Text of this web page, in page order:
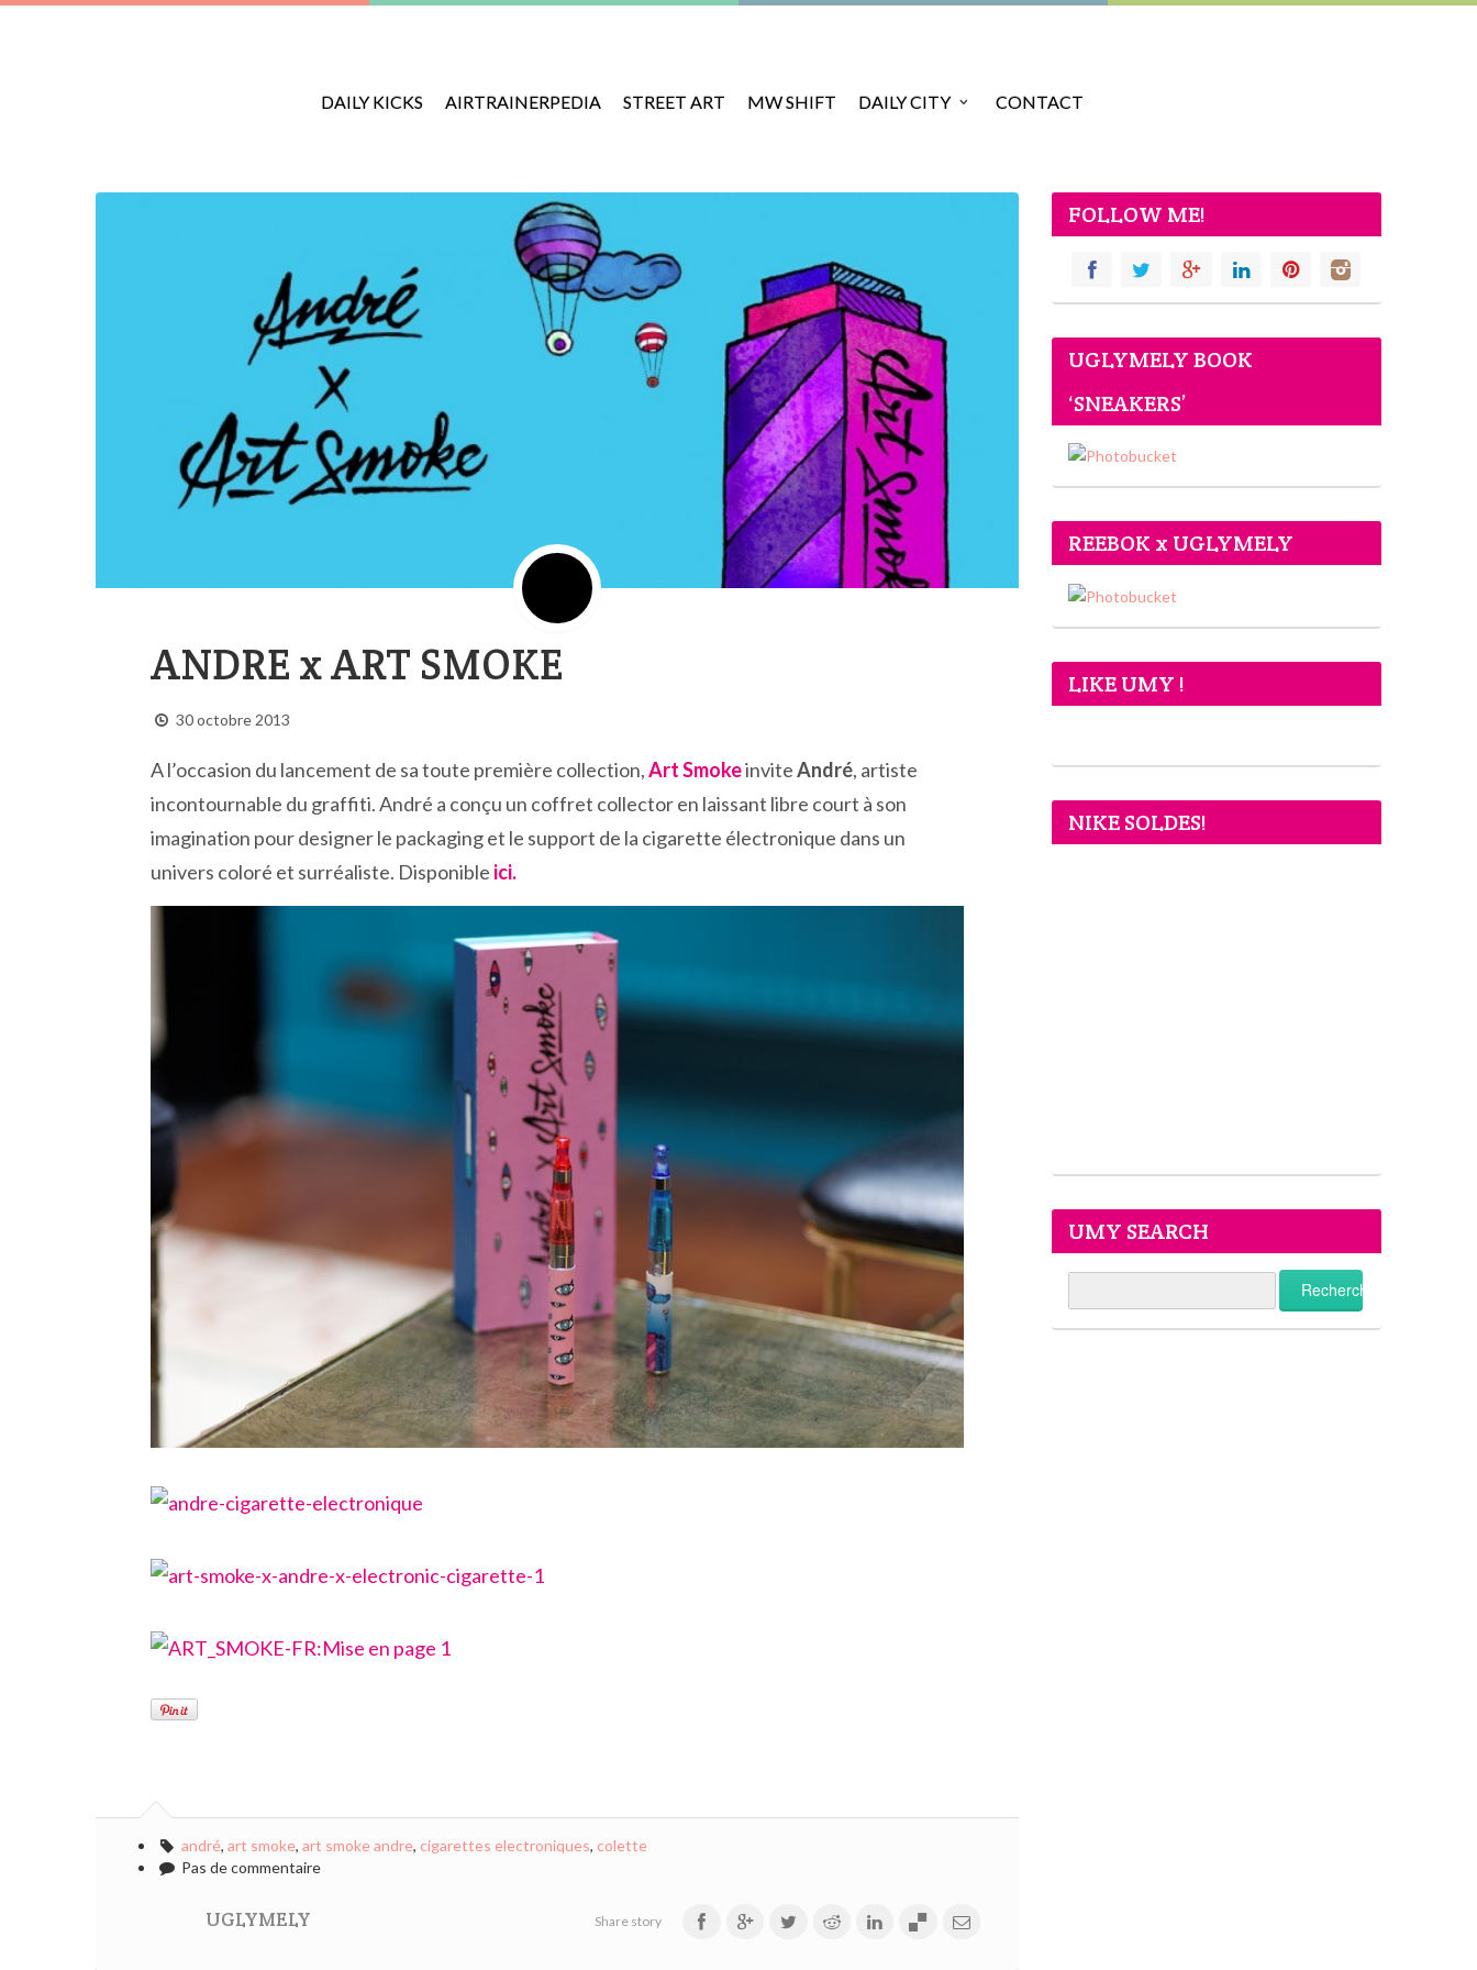
DAILY KICKS AIRTRAINERPEDIA STREET ART MW SHIFT DAILY CITY CONTACT
ANDRE x ART SMOKE
30 octobre 2013
A l’occasion du lancement de sa toute première collection,Art SmokeinviteAndré, artiste
incontournable du graffiti. André a conçu un coffret collector en laissant libre court à son
imagination pour designer le packaging et le support de la cigarette électronique dans un
univers coloré et surréaliste. Disponible ici.
andré, art smoke, art smoke andre, cigarettes electroniques, colette
Pas de commentaire
UGLYMELY Share story
FOLLOW ME!
UGLYMELY BOOK
‘SNEAKERS’
REEBOK x UGLYMELY
LIKE UMY !
NIKE SOLDES!
UMY SEARCH